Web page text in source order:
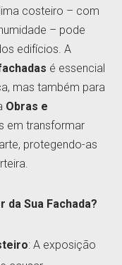
costeiro – com
– pode
edifícios. A
é essencial
mas também para
Obras e
em transformar
protegendo-as
da Sua Fachada?
: A exposição